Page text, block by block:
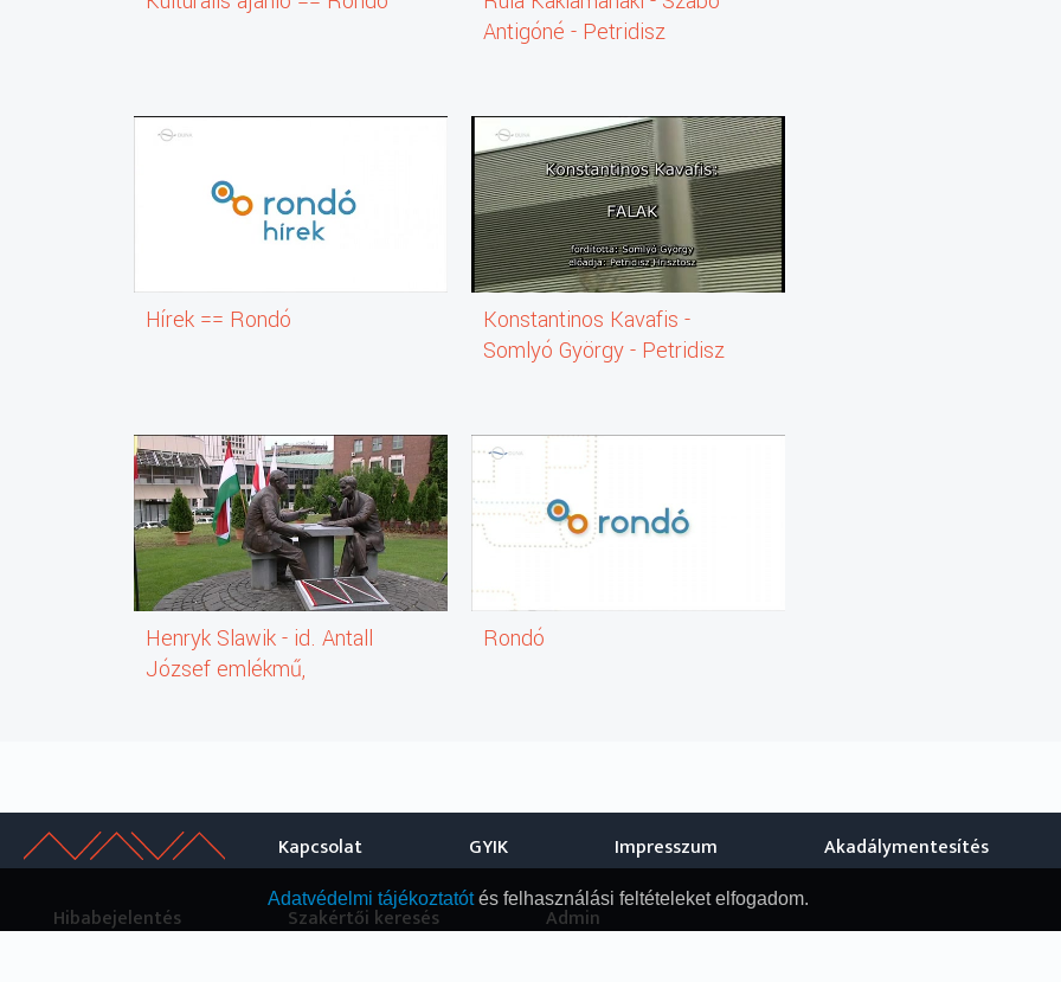
Hírek == Rondó
Henryk Slawik - id. Antall
József emlékmű,
Antigóné - Petridisz
Konstantinos Kavafis -
Somlyó György - Petridisz
Rondó
Kapcsolat GYIK Impresszum Akadálymentesítés
Hibabejelentés Szakértői keresés Admin
Adatvédelmi tájékoztatótés felhasználási feltételeket elfogadom.